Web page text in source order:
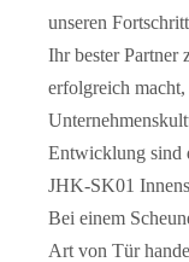
unseren
Ihr bester Partner
erfolgreich
Entwicklung sind
JHK-SK01
Bei einem
Art von Tür